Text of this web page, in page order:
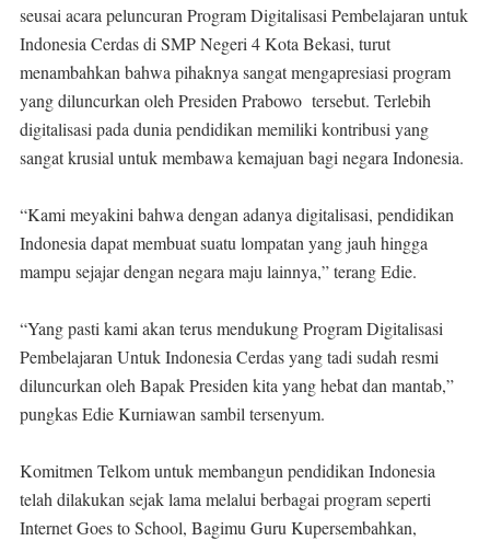
seusai acara peluncuran Program Digitalisasi Pembelajaran untuk
Indonesia Cerdas di SMP Negeri 4 Kota Bekasi, turut
menambahkan bahwa pihaknya sangat mengapresiasi program
yang diluncurkan oleh Presiden Prabowo tersebut. Terlebih
digitalisasi pada dunia pendidikan memiliki kontribusi yang
sangat krusial untuk membawa kemajuan bagi negara Indonesia.
“Kami meyakini bahwa dengan adanya digitalisasi, pendidikan
Indonesia dapat membuat suatu lompatan yang jauh hingga
mampu sejajar dengan negara maju lainnya,” terang Edie.
“Yang pasti kami akan terus mendukung Program Digitalisasi
Pembelajaran Untuk Indonesia Cerdas yang tadi sudah resmi
diluncurkan oleh Bapak Presiden kita yang hebat dan mantab,”
pungkas Edie Kurniawan sambil tersenyum.
Komitmen Telkom untuk membangun pendidikan Indonesia
telah dilakukan sejak lama melalui berbagai program seperti
Internet Goes to School, Bagimu Guru Kupersembahkan,